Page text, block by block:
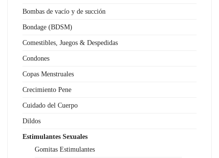
Bombas de vacío y de succión
Bondage (BDSM)
Comestibles, Juegos & Despedidas
Condones
Copas Menstruales
Crecimiento Pene
Cuidado del Cuerpo
Dildos
Estimulantes Sexuales
Gomitas Estimulantes